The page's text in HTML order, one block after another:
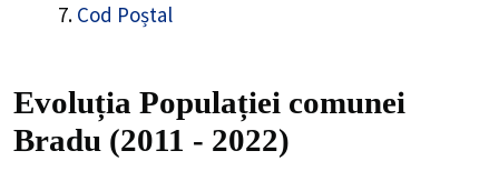
Cod Poștal
Evoluția Populației comunei
Bradu (2011 - 2022)